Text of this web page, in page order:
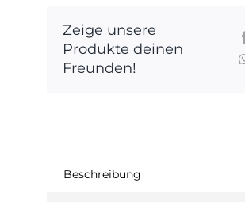
Beschreibung
Zeige unsere
Produkte deinen
Freunden!